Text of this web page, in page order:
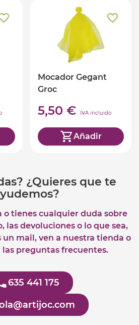
Mocador Gegant
Groc
5,50 € IVA incluido
Añadir
¿Quieres que te
o tienes cualquier duda sobre
las devoluciones o lo que sea,
un mail, ven a nuestra tienda o
preguntas frecuentes.
635 441 175